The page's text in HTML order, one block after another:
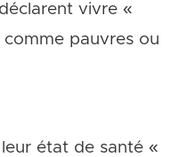
vivre «
comme pauvres ou
état de santé «